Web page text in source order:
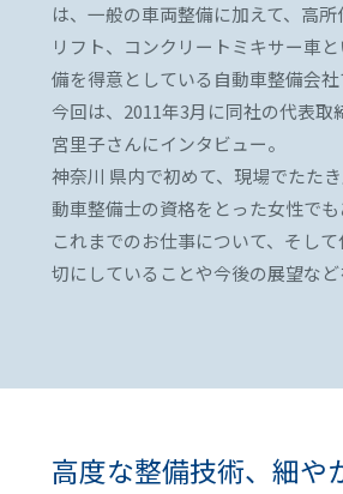
は、 一般の車両整備に加えて、高
リフト、 コンクリートミキサー車
備を得意としている自動車整備会社
今回は、2011年3月に同社の代表取
宮里子さんにインタビュー。
神奈川 県内で初めて、 現場でたた
動車整備士の資格をとった女性でも
これまでのお仕事について、 そし
切にしていることや今後の展望など
高度な整備技術、細や